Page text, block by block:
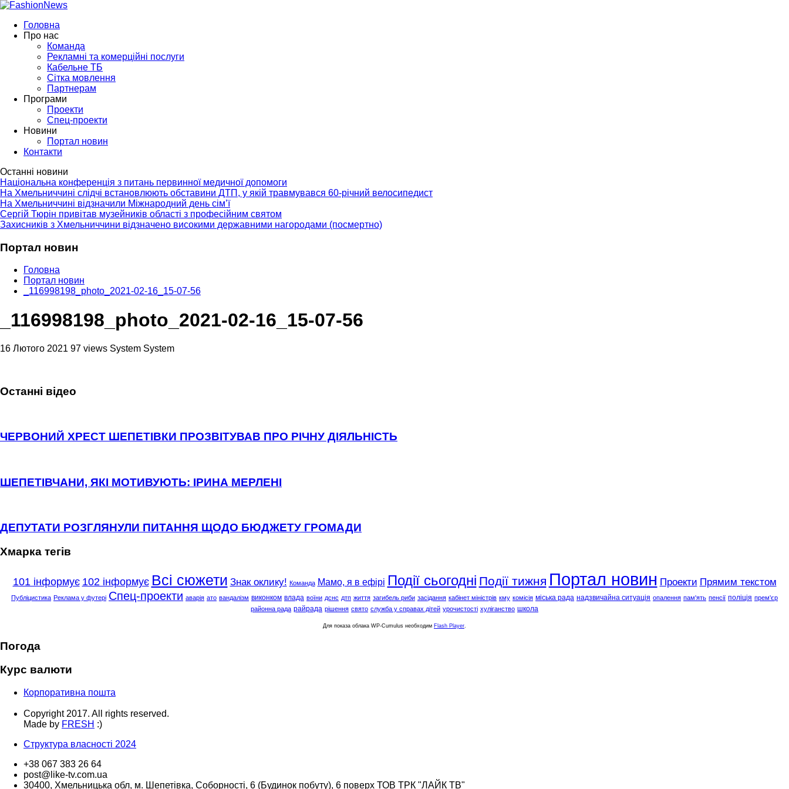
Головна
Про нас
Команда
Рекламні та комерційні послуги
Кабельне ТБ
Сітка мовлення
Партнерам
Програми
Проекти
Спец-проекти
Новини
Портал новин
Контакти
Останні новини
Національна конференція з питань первинної медичної допомоги
На Хмельниччині слідчі встановлюють обставини ДТП, у якій травмувався 60-річний велосипедист
На Хмельниччині відзначили Міжнародний день сім’ї
Сергій Тюрін привітав музейників області з професійним святом
Захисників з Хмельниччини відзначено високими державними нагородами (посмертно)
Портал новин
Головна
Портал новин
_116998198_photo_2021-02-16_15-07-56
_116998198_photo_2021-02-16_15-07-56
16 Лютого 2021 97 views System System
Останні відео
ЧЕРВОНИЙ ХРЕСТ ШЕПЕТІВКИ ПРОЗВІТУВАВ ПРО РІЧНУ ДІЯЛЬНІСТЬ
ШЕПЕТІВЧАНИ, ЯКІ МОТИВУЮТЬ: ІРИНА МЕРЛЕНІ
ДЕПУТАТИ РОЗГЛЯНУЛИ ПИТАННЯ ЩОДО БЮДЖЕТУ ГРОМАДИ
Хмарка тегів
101 інформує 102 інформує Всі сюжети Знак оклику! Команда Мамо, я в ефірі Події сьогодні Події тижня Портал новин Проекти Прямим текстом
Публіцистика Реклама у футері Спец-проекти аварія ато вандалізм виконком влада воїни дснс дтп життя загибель риби засідання кабінет міністрів кму комісія міська рада надзвичайна ситуація опалення пам'ять пенсії поліція прем'єр
районна рада райрада рішення свято служба у справах дітей урочистості хуліганство школа
Для показа облака WP-Cumulus необходим Flash Player
Погода
Курс валюти
Корпоративна пошта
Copyright 2017. All rights reserved.
Made by FRESH :)
Структура власності 2024
+38 067 383 26 64
post@like-tv.com.ua
30400, Хмельницька обл, м. Шепетівка, Соборності, 6 (Будинок побуту), 6 поверх ТОВ ТРК "ЛАЙК ТВ"